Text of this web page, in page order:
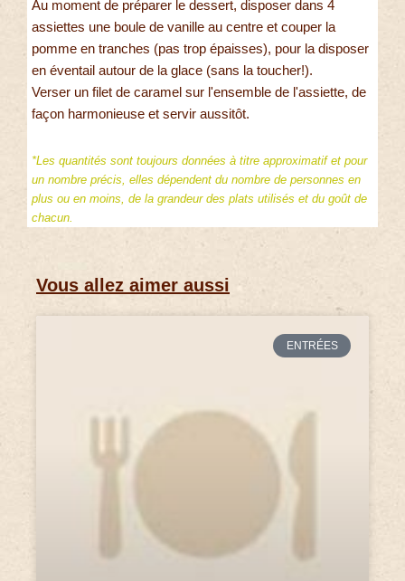
Au moment de préparer le dessert, disposer dans 4
assiettes une boule de vanille au centre et couper la
pomme en tranches (pas trop épaisses), pour la disposer
en éventail autour de la glace (sans la toucher!).
Verser un filet de caramel sur l'ensemble de l'assiette, de
façon harmonieuse et servir aussitôt.
*Les quantités sont toujours données à titre approximatif et pour
un nombre précis, elles dépendent du nombre de personnes en
plus ou en moins, de la grandeur des plats utilisés et du goût de
chacun.
Vous allez aimer aussi
ENTRÉES